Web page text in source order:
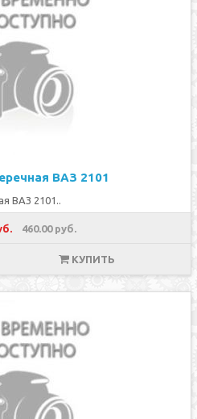
ВАЗ 2101
ВАЗ 2101..
460.00 руб.
КУПИТЬ